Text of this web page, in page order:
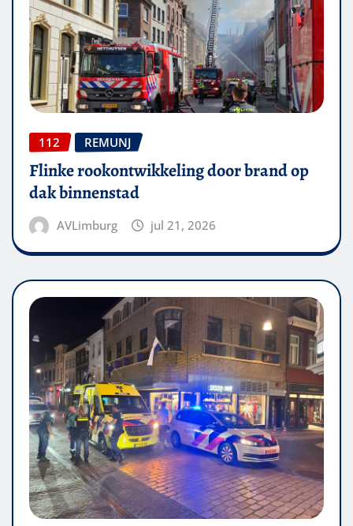
112 REMUNJ
Flinke rookontwikkeling door brand op
dak binnenstad
AVLimburg jul 21, 2026